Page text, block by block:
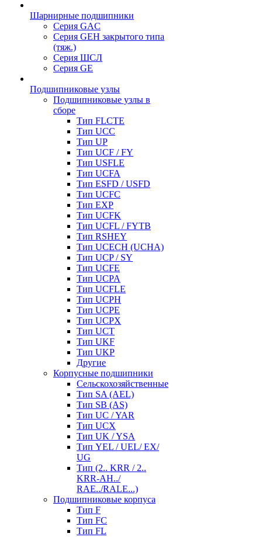
Шарнирные подшипники
Серия GAC
Серия GEH закрытого типа
(тяж.)
Серия ШСЛ
Серия GE
Подшипниковые узлы
Подшипниковые узлы в
сборе
Тип FLCTE
Тип UCC
Тип UP
Тип UCF / FY
Тип USFLE
Тип UCFA
Тип ESFD / USFD
Тип UCFC
Тип EXP
Тип UCFK
Тип UCFL / FYTB
Тип RSHEY
Тип UCECH (UCHA)
Тип UCP / SY
Тип UCFE
Тип UCPA
Тип UCFLE
Тип UCPH
Тип UCPE
Тип UCPX
Тип UCT
Тип UKF
Тип UKP
Другие
Корпусные подшипники
Сельскохозяйственные
Тип SA (AEL)
Тип SB (AS)
Тип UC / YAR
Тип UCX
Тип UK / YSA
Тип YEL / UEL/ EX/
UG
Тип (2.. KRR / 2..
KRR-AH../
RAE../RALE...)
Подшипниковые корпуса
Тип F
Тип FC
Тип FL